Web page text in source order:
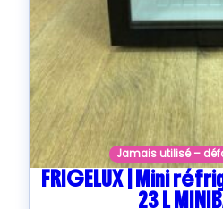
Jamais utilisé –
FRIGELUX | Mini
23 L